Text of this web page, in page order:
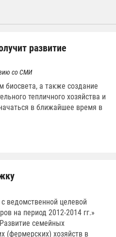
развитие
со СМИ
биосвета, а также создание
тепличного хозяйства и
в ближайшее время в
ведомственной целевой
на период 2012-2014 гг.»
семейных
(фермерских) хозяйств в